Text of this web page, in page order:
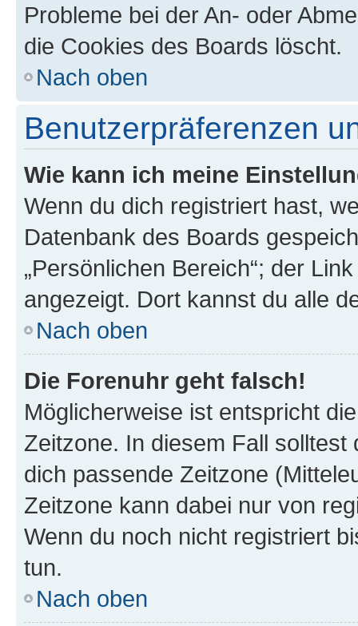
Probleme bei der An- oder
die Cookies des Boards löscht.
Nach oben
Benutzerpräferenzen
Wie kann ich meine
Wenn du dich registriert hast,
Datenbank des Boards
„Persönlichen Bereich“; der
angezeigt. Dort kannst du alle
Nach oben
Die Forenuhr geht falsch!
Möglicherweise ist entspricht
Zeitzone. In diesem Fall solltest
dich passende Zeitzone
Zeitzone kann dabei nur von
Wenn du noch nicht registriert
tun.
Nach oben